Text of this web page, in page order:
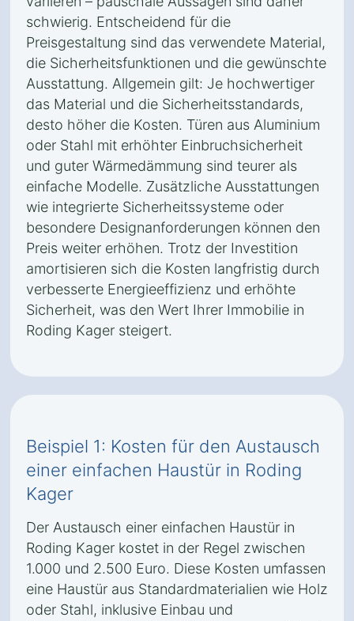
schwierig. Entscheidend für die
Preisgestaltung sind das verwendete Material,
die Sicherheitsfunktionen und die gewünschte
Ausstattung. Allgemein gilt: Je hochwertiger
das Material und die Sicherheitsstandards,
desto höher die Kosten. Türen aus Aluminium
oder Stahl mit erhöhter Einbruchsicherheit
und guter Wärmedämmung sind teurer als
einfache Modelle. Zusätzliche Ausstattungen
wie integrierte Sicherheitssysteme oder
besondere Designanforderungen können den
Preis weiter erhöhen. Trotz der Investition
amortisieren sich die Kosten langfristig durch
verbesserte Energieeffizienz und erhöhte
Sicherheit, was den Wert Ihrer Immobilie in
Roding Kager steigert.
Beispiel 1: Kosten für den Austausch
einer einfachen Haustür in Roding
Kager
Der Austausch einer einfachen Haustür in
Roding Kager kostet in der Regel zwischen
1.000 und 2.500 Euro. Diese Kosten umfassen
eine Haustür aus Standardmaterialien wie Holz
oder Stahl, inklusive Einbau und